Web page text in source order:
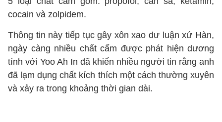
cocain và zolpidem.
Thông tin này tiếp tục gây xôn xao dư luận xứ Hàn,
ngày càng nhiều chất cấm được phát hiện dương
tính với Yoo Ah In đã khiến nhiều người tin rằng anh
đã lạm dụng chất kích thích một cách thường xuyên
và xảy ra trong khoảng thời gian dài.